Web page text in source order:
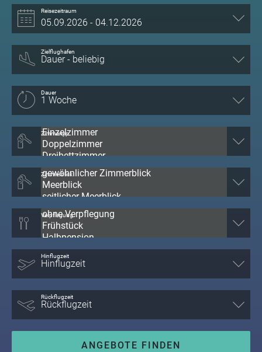
Reisezeitraum
Zielflughafen
Dauer
Zimmertyp
Zimmerblick
ANGEBOTE FINDEN
Verpflegung
Hinflugzeit
Rückflugzeit